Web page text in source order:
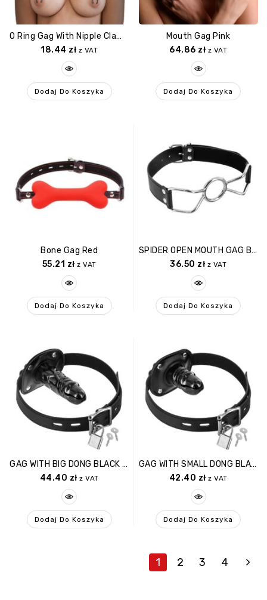
O Ring Gag With Nipple Clamps
18.44 zł z VAT
Dodaj Do Koszyka
Mouth Gag Pink
64.86 zł z VAT
Dodaj Do Koszyka
Bone Gag Red
55.21 zł z VAT
Dodaj Do Koszyka
SPIDER OPEN MOUTH GAG BLACK
36.50 zł z VAT
Dodaj Do Koszyka
GAG WITH BIG DONG BLACK (Size: T2)
44.40 zł z VAT
Dodaj Do Koszyka
GAG WITH SMALL DONG BLACK (Size: T1)
42.40 zł z VAT
Dodaj Do Koszyka
1 2 3 4